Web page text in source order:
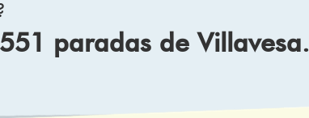
paradas de Villavesa.